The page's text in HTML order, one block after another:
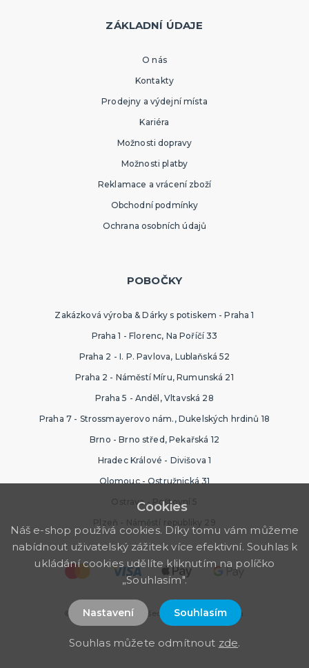
ZÁKLADNÍ ÚDAJE
O nás
Kontakty
Prodejny a výdejní místa
Kariéra
Možnosti dopravy
Možnosti platby
Reklamace a vrácení zboží
Obchodní podmínky
Ochrana osobních údajů
POBOČKY
Zakázková výroba & Dárky s potiskem - Praha 1
Praha 1 - Florenc, Na Poříčí 33
Praha 2 - I. P. Pavlova, Lublaňská 52
Praha 2 - Náměstí Míru, Rumunská 21
Praha 5 - Anděl, Vltavská 28
Praha 7 - Strossmayerovo nám., Dukelských hrdinů 18
Brno - Brno střed, Pekařská 12
Hradec Králové - Divišova 1
Olomouc - Ostružnická 31
Ostrava - Poštovní 5
Plzeň - Náměstí republiky 29
© 2026 PartyWorld. Všechna práva vyhrazena.
Cookies
Náš e-shop používá cookies. Díky tomu vám můžeme
nabídnout uživatelský zážitek více efektivní. Souhlas k
ukládání cookies udělíte kliknutím na políčko
„Souhlasím".
Nastavení Souhlasím
Souhlas můžete odmítnout zde.